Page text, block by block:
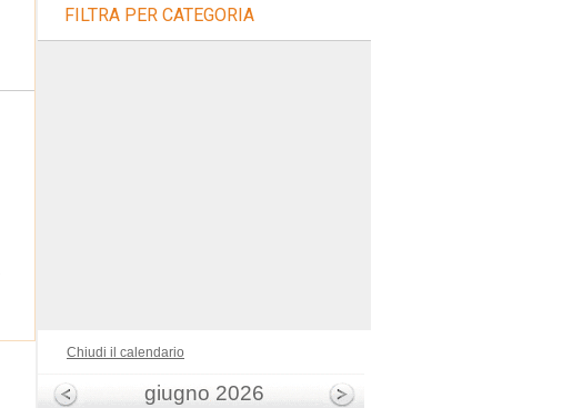
FILTRA PER CATEGORIA
Chiudi il calendario
giugno 2026